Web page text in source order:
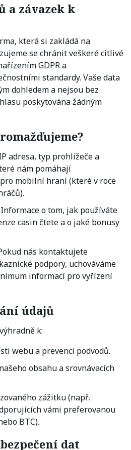
a závazek k
která si zakládá na
se chránit veškeré citlivé
GDPR a
standardy. Vaše data
dohledem a nejsou bez
poskytována žádným
adresa, typ prohlížeče a
nám pomáhají
mobilní hraní (které v roce
Informace o tom, jak používáte
casin čtete a o jaké bonusy
nás kontaktujete
podpory, uchováváme
informací pro vyřízení
údajů
k:
webu a prevenci podvodů.
obsahu a srovnávacích
zážitku (např.
vámi preferovanou
BTC).
dat